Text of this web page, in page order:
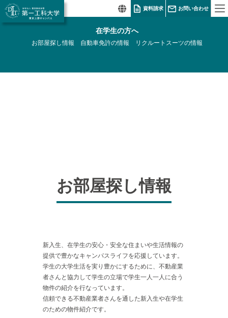
資料請求 お問い合わせ
在学生の方へ
お部屋探し情報 自動車免許の情報 リクルートスーツの情報
お部屋探し情報
新入生、在学生の安心・安全な住まいや生活情報の
提供で豊かなキャンパスライフを応援しています。
学生の大学生活を実り豊かにするために、不動産業
者さんと協力して学生の立場で学生一人一人に合う
物件の紹介を行なっています。
信頼できる不動産業者さんを通した新入生や在学生
のための物件紹介です。